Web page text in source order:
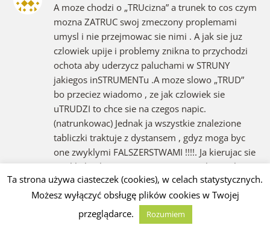
A moze chodzi o „TRUcizna” a trunek to cos czym
mozna ZATRUC swoj zmeczony proplemami
umysl i nie przejmowac sie nimi . A jak sie juz
czlowiek upije i problemy znikna to przychodzi
ochota aby uderzycz paluchami w STRUNY
jakiegos inSTRUMENTu .A moze slowo „TRUD”
bo przeciez wiadomo , ze jak czlowiek sie
uTRUDZI to chce sie na czegos napic.
(natrunkowac) Jednak ja wszystkie znalezione
tabliczki traktuje z dystansem , gdyz moga byc
one zwyklymi FALSZERSTWAMI !!!!. Ja kierujac sie
zwykla logika proponuje porownac slowo\slowa
znalezione na tej tabliczce ze slowem\slowami z
” Biblii Gockiej ” ( ktora tez moim zdaniem jest
falszerstwem) bo slowo „pic” powinno tam
wystepowac. Logika podpowiada , ze
Ta strona używa ciasteczek (cookies), w celach statystycznych.
Możesz wyłączyć obsługę plików cookies w Twojej
przeglądarce.
Rozumiem